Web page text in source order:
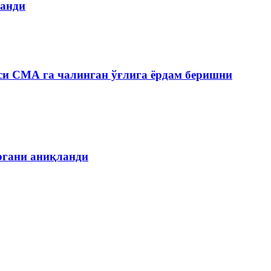
СМА га чалинган ўғлига ёрдам беришни
аниқланди